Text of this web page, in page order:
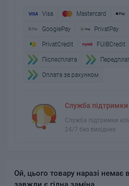
Visa Mastercard
GooglePay PrivatPay
PrivatCredit FUIBCredit
Пiслясплата
Оплата за рахунком
Служба підтримки
Служба підтримки
24/7 без вихідних
Ой, цього товару наразі немає